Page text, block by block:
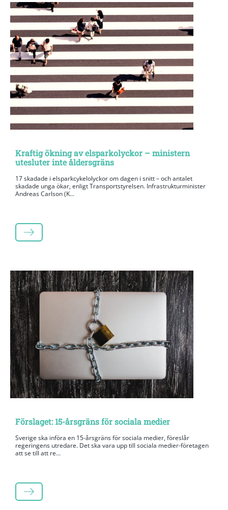
Kraftig ökning av elsparkolyckor – ministern
utesluter inte åldersgräns
17 skadade i elsparkcykelolyckor om dagen i snitt – och antalet
skadade unga ökar, enligt Transportstyrelsen. Infrastrukturminister
Andreas Carlson (K...
LÄS MER
Förslaget: 15-årsgräns för sociala medier
Sverige ska införa en 15-årsgräns för sociala medier, föreslår
regeringens utredare. Det ska vara upp till sociala medier-företagen
att se till att re...
LÄS MER